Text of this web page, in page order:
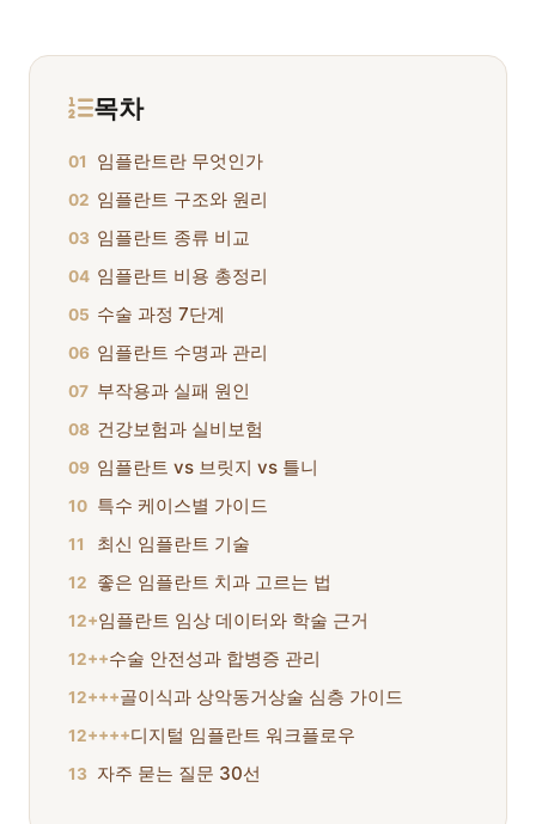
목차
01 임플란트란 무엇인가
02 임플란트 구조와 원리
03 임플란트 종류 비교
04 임플란트 비용 총정리
05 수술 과정 7단계
06 임플란트 수명과 관리
07 부작용과 실패 원인
08 건강보험과 실비보험
09 임플란트 vs 브릿지 vs 틀니
10 특수 케이스별 가이드
11 최신 임플란트 기술
12 좋은 임플란트 치과 고르는 법
12+임플란트 임상 데이터와 학술 근거
12++수술 안전성과 합병증 관리
12+++골이식과 상악동거상술 심층 가이드
12++++디지털 임플란트 워크플로우
13 자주 묻는 질문 30선